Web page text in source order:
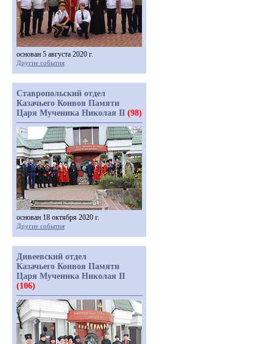
основан 5 августа 2020 г.
Другие события
Ставропольский отдел
Казачьего Конвоя Памяти
Царя Мученика Николая II (98)
основан 18 октября 2020 г.
Другие события
Дивеевский отдел
Казачьего Конвоя Памяти
Царя Мученика Николая II
(106)